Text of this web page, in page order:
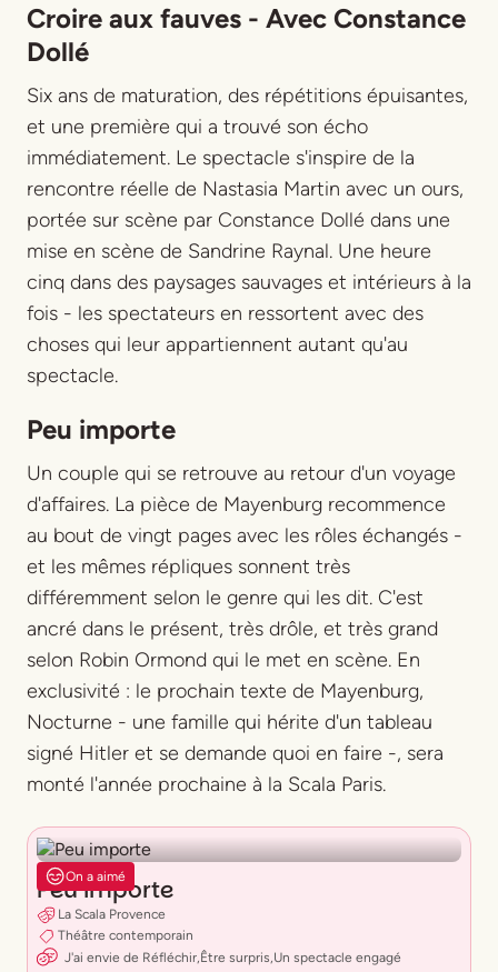
Croire aux fauves - Avec Constance
Dollé
Six ans de maturation, des répétitions épuisantes,
et une première qui a trouvé son écho
immédiatement. Le spectacle s'inspire de la
rencontre réelle de Nastasia Martin avec un ours,
portée sur scène par Constance Dollé dans une
mise en scène de Sandrine Raynal. Une heure
cinq dans des paysages sauvages et intérieurs à la
fois - les spectateurs en ressortent avec des
choses qui leur appartiennent autant qu'au
spectacle.
Peu importe
Un couple qui se retrouve au retour d'un voyage
d'affaires. La pièce de Mayenburg recommence
au bout de vingt pages avec les rôles échangés -
et les mêmes répliques sonnent très
différemment selon le genre qui les dit. C'est
ancré dans le présent, très drôle, et très grand
selon Robin Ormond qui le met en scène. En
exclusivité : le prochain texte de Mayenburg,
Nocturne - une famille qui hérite d'un tableau
signé Hitler et se demande quoi en faire -, sera
monté l'année prochaine à la Scala Paris.
On a aimé
Peu importe
La Scala Provence
Théâtre contemporain
J'ai enviede Réfléchir Être surpris Un spectacle engagé